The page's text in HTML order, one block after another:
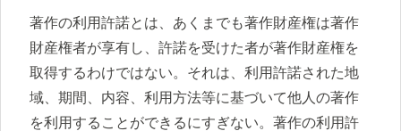
著作の利用許諾とは、あくまでも著作財産権は著作
財産権者が享有し、許諾を受けた者が著作財産権を
取得するわけではない。それは、利用許諾された地
域、期間、内容、利用方法等に基づいて他人の著作
を利用することができるにすぎない。著作の利用許